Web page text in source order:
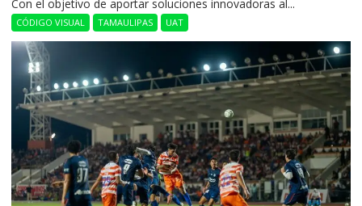
Con el objetivo de aportar soluciones innovadoras al...
CÓDIGO VISUAL TAMAULIPAS UAT